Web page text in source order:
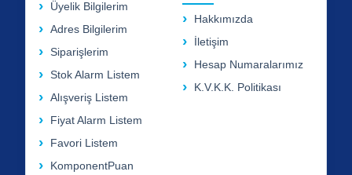
Üyelik Bilgilerim
Adres Bilgilerim
Siparişlerim
Stok Alarm Listem
Alışveriş Listem
Fiyat Alarm Listem
Favori Listem
KomponentPuan
Hakkımızda
İletişim
Hesap Numaralarımız
K.V.K.K. Politikası